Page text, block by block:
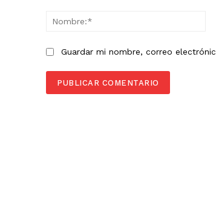
Guardar mi nombre, correo